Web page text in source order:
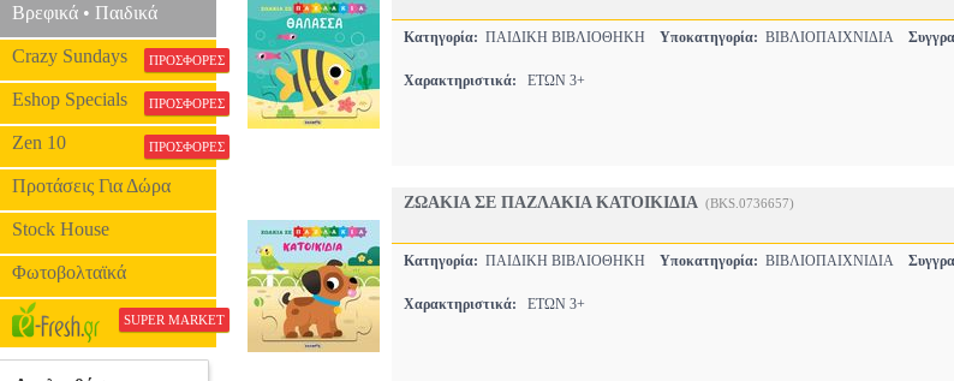
Βρεφικά • Παιδικά
Crazy Sundays ΠΡΟΣΦΟΡΕΣ
Eshop Specials ΠΡΟΣΦΟΡΕΣ
Zen 10 ΠΡΟΣΦΟΡΕΣ
Προτάσεις Για Δώρα
Stock House
Φωτοβολταϊκά
SUPER MARKET
Κατηγορία: ΠΑΙΔΙΚΗ ΒΙΒΛΙΟΘΗΚΗ Υποκατηγορία: ΒΙΒΛΙΟΠΑΙΧΝΙΔΙΑ
Χαρακτηριστικά: ΕΤΩΝ 3+
ΖΩΑΚΙΑ ΣΕ ΠΑΖΛΑΚΙΑ ΚΑΤΟΙΚΙΔΙΑ (BKS.0736657)
Κατηγορία: ΠΑΙΔΙΚΗ ΒΙΒΛΙΟΘΗΚΗ Υποκατηγορία: ΒΙΒΛΙΟΠΑΙΧΝΙΔΙΑ
Χαρακτηριστικά: ΕΤΩΝ 3+